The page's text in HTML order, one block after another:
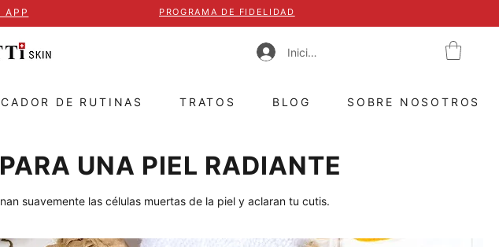
Iniciar sesión
APP PROGRAMA DE FIDELIDAD
DE RUTINAS TRATOS BLOG SOBRE NOSOTROS
UNA PIEL RADIANTE
suavemente las células muertas de la piel y aclaran tu cutis.